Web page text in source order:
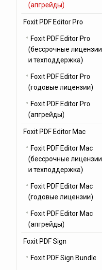
(апгрейды)
Foxit PDF Editor Pro
Foxit PDF Editor Pro
(бессрочные лицензии
и техподдержка)
Foxit PDF Editor Pro
(годовые лицензии)
Foxit PDF Editor Pro
(апгрейды)
Foxit PDF Editor Mac
Foxit PDF Editor Mac
(бессрочные лицензии
и техподдержка)
Foxit PDF Editor Mac
(годовые лицензии)
Foxit PDF Editor Mac
(апгрейды)
Foxit PDF Sign
Foxit PDF Sign Bundle